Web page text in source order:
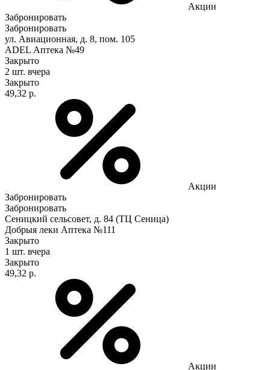
Акции
Забронировать
Забронировать
ул. Авиационная, д. 8, пом. 105
ADEL Аптека №49
Закрыто
2 шт. вчера
Закрыто
49,32 р.
Акции
Забронировать
Забронировать
Сеницкий сельсовет, д. 84 (ТЦ Сеница)
Добрыя леки Аптека №111
Закрыто
1 шт. вчера
Закрыто
49,32 р.
Акции